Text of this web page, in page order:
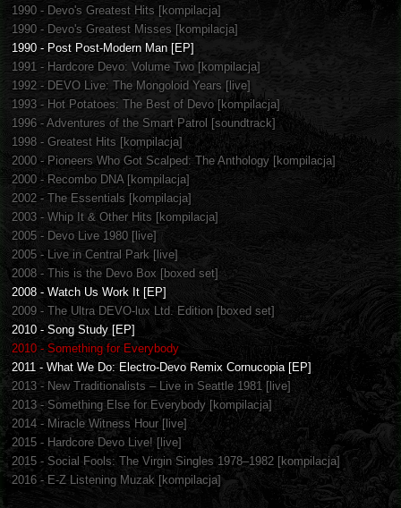
1990 - Devo's Greatest Hits [kompilacja]
1990 - Devo's Greatest Misses [kompilacja]
1990 - Post Post-Modern Man [EP]
1991 - Hardcore Devo: Volume Two [kompilacja]
1992 - DEVO Live: The Mongoloid Years [live]
1993 - Hot Potatoes: The Best of Devo [kompilacja]
1996 - Adventures of the Smart Patrol [soundtrack]
1998 - Greatest Hits [kompilacja]
2000 - Pioneers Who Got Scalped: The Anthology [kompilacja]
2000 - Recombo DNA [kompilacja]
2002 - The Essentials [kompilacja]
2003 - Whip It & Other Hits [kompilacja]
2005 - Devo Live 1980 [live]
2005 - Live in Central Park [live]
2008 - This is the Devo Box [boxed set]
2008 - Watch Us Work It [EP]
2009 - The Ultra DEVO-lux Ltd. Edition [boxed set]
2010 - Song Study [EP]
2010 - Something for Everybody
2011 - What We Do: Electro-Devo Remix Cornucopia [EP]
2013 - New Traditionalists – Live in Seattle 1981 [live]
2013 - Something Else for Everybody [kompilacja]
2014 - Miracle Witness Hour [live]
2015 - Hardcore Devo Live! [live]
2015 - Social Fools: The Virgin Singles 1978–1982 [kompilacja]
2016 - E-Z Listening Muzak [kompilacja]